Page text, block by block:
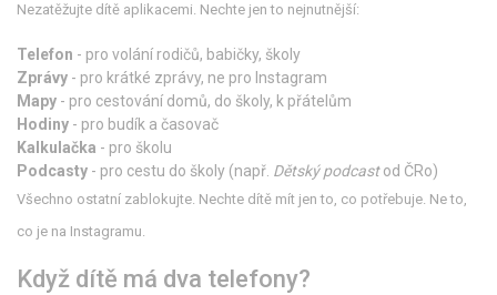
Nezatěžujte dítě aplikacemi. Nechte jen to nejnutnější:
Telefon - pro volání rodičů, babičky, školy
Zprávy - pro krátké zprávy, ne pro Instagram
Mapy - pro cestování domů, do školy, k přátelům
Hodiny - pro budík a časovač
Kalkulačka - pro školu
Podcasty - pro cestu do školy (např. Dětský podcastod ČRo)
Všechno ostatní zablokujte. Nechte dítě mít jen to, co potřebuje. Ne to,
co je na Instagramu.
Když dítě má dva telefony?